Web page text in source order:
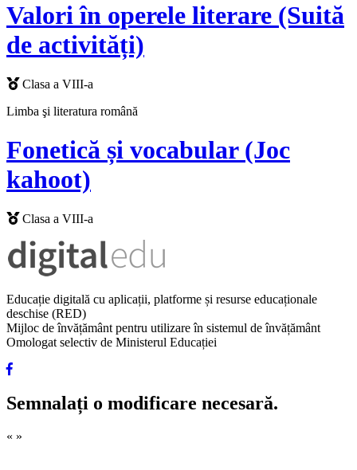
Valori în operele literare (Suită
de activități)
Clasa a VIII-a
Limba şi literatura română
Fonetică și vocabular (Joc
kahoot)
Clasa a VIII-a
Educație digitală cu aplicații, platforme și resurse educaționale
deschise (RED)
Mijloc de învățământ pentru utilizare în sistemul de învățământ
Omologat selectiv de Ministerul Educației
Semnalați o modificare necesară.
« »